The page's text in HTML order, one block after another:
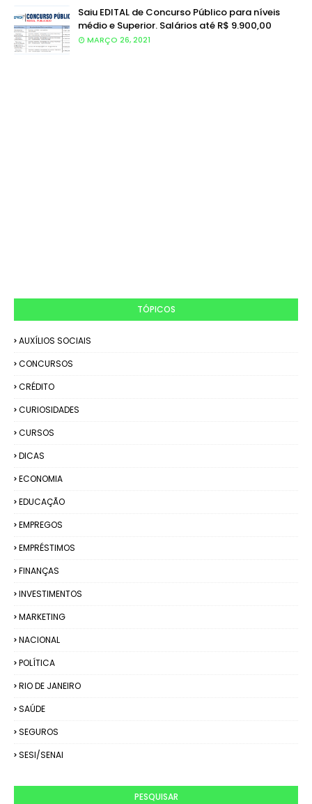
Saiu EDITAL de Concurso Público para níveis
médio e Superior. Salários até R$ 9.900,00
MARÇO 26, 2021
TÓPICOS
AUXÍLIOS SOCIAIS
CONCURSOS
CRÉDITO
CURIOSIDADES
CURSOS
DICAS
ECONOMIA
EDUCAÇÃO
EMPREGOS
EMPRÉSTIMOS
FINANÇAS
INVESTIMENTOS
MARKETING
NACIONAL
POLÍTICA
RIO DE JANEIRO
SAÚDE
SEGUROS
SESI/SENAI
PESQUISAR